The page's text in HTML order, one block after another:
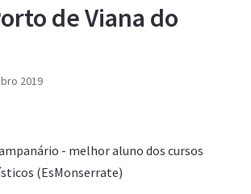
de Viana do
2019
- melhor aluno dos cursos
(EsMonserrate)